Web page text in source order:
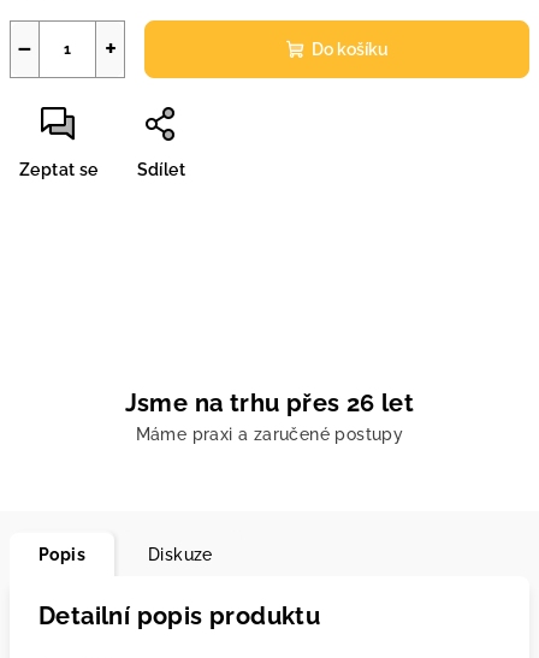
+
− Do košíku
Zeptat se Sdílet
Jsme na trhu přes 26 let
Máme praxi a zaručené postupy
Popis Diskuze
Detailní popis produktu